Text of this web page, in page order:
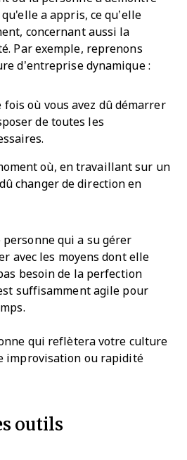
a appris, ce qu’elle
concernant aussi la
Par exemple, reprenons
d’entreprise dynamique :
fois où vous avez dû démarrer
de toutes les
où, en travaillant sur un
changer de direction en
personne qui a su gérer
avec les moyens dont elle
besoin de la perfection
suffisamment agile pour
qui reflètera votre culture
improvisation ou rapidité
outils